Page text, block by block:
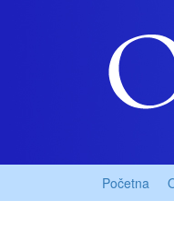
Početna